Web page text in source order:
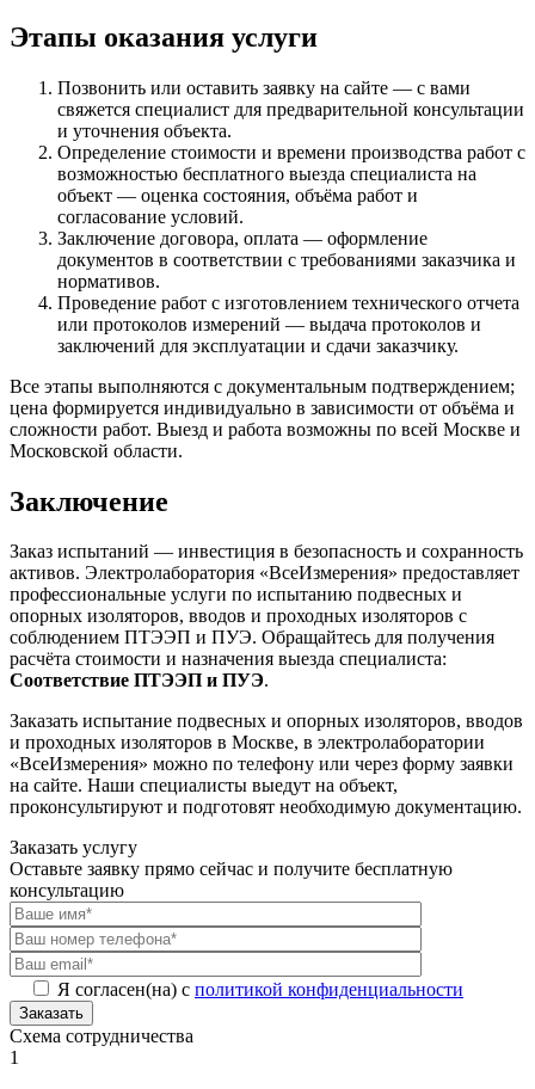
Этапы оказания услуги
Позвонить или оставить заявку на сайте — с вами
свяжется специалист для предварительной консультации
и уточнения объекта.
Определение стоимости и времени производства работ с
возможностью бесплатного выезда специалиста на
объект — оценка состояния, объёма работ и
согласование условий.
Заключение договора, оплата — оформление
документов в соответствии с требованиями заказчика и
нормативов.
Проведение работ с изготовлением технического отчета
или протоколов измерений — выдача протоколов и
заключений для эксплуатации и сдачи заказчику.
Все этапы выполняются с документальным подтверждением;
цена формируется индивидуально в зависимости от объёма и
сложности работ. Выезд и работа возможны по всей Москве и
Московской области.
Заключение
Заказ испытаний — инвестиция в безопасность и сохранность
активов. Электролаборатория «ВсеИзмерения» предоставляет
профессиональные услуги по испытанию подвесных и
опорных изоляторов, вводов и проходных изоляторов с
соблюдением ПТЭЭП и ПУЭ. Обращайтесь для получения
расчёта стоимости и назначения выезда специалиста:
Соответствие ПТЭЭП и ПУЭ.
Заказать испытание подвесных и опорных изоляторов, вводов
и проходных изоляторов в Москве, в электролаборатории
«ВсеИзмерения» можно по телефону или через форму заявки
на сайте. Наши специалисты выедут на объект,
проконсультируют и подготовят необходимую документацию.
Заказать услугу
Оставьте заявку прямо сейчас и получите бесплатную
консультацию
Я согласен(на) с политикой конфиденциальности
Заказать
Схема сотрудничества
1